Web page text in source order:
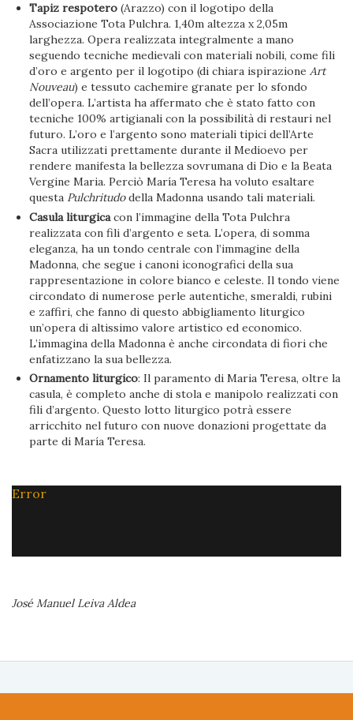
Tapiz respotero (Arazzo) con il logotipo della
Associazione Tota Pulchra. 1,40m altezza x 2,05m
larghezza. Opera realizzata integralmente a mano
seguendo tecniche medievali con materiali nobili, come fili
d’oro e argento per il logotipo (di chiara ispirazioneArt
Nouveau) e tessuto cachemire granate per lo sfondo
dell’opera. L’artista ha affermato che è stato fatto con
tecniche 100% artigianali con la possibilità di restauri nel
futuro. L’oro e l’argento sono materiali tipici dell’Arte
Sacra utilizzati prettamente durante il Medioevo per
rendere manifesta la bellezza sovrumana di Dio e la Beata
Vergine Maria. Perciò María Teresa ha voluto esaltare
questa Pulchritudodella Madonna usando tali materiali.
Casula liturgicacon l’immagine della Tota Pulchra
realizzata con fili d’argento e seta. L’opera, di somma
eleganza, ha un tondo centrale con l’immagine della
Madonna, che segue i canoni iconografici della sua
rappresentazione in colore bianco e celeste. Il tondo viene
circondato di numerose perle autentiche, smeraldi, rubini
e zaffiri, che fanno di questo abbigliamento liturgico
un’opera di altissimo valore artistico ed economico.
L’immagina della Madonna è anche circondata di fiori che
enfatizzano la sua bellezza.
Ornamento liturgico: Il paramento di Maria Teresa, oltre la
casula, è completo anche di stola e manipolo realizzati con
fili d’argento. Questo lotto liturgico potrà essere
arricchito nel futuro con nuove donazioni progettate da
parte di María Teresa.
Error
José Manuel Leiva Aldea